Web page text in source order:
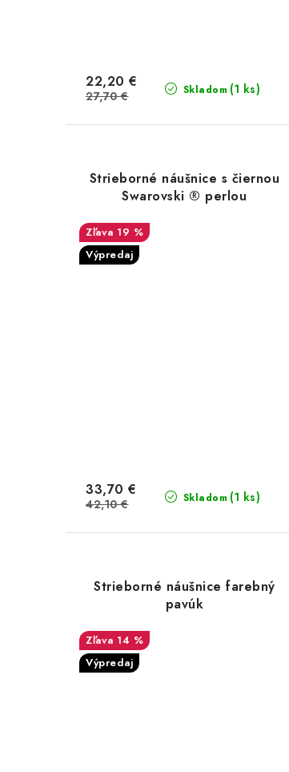
Skladom (1 ks)
22,20 €
27,70 €
Strieborné náušnice s čiernou
Swarovski ® perlou
19 %
Výpredaj
Skladom (1 ks)
33,70 €
42,10 €
Strieborné náušnice farebný
pavúk
14 %
Výpredaj